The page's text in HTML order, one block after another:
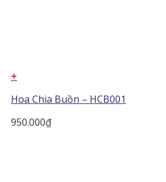
+
Hoa Chia Buồn – HCB001
950.000₫